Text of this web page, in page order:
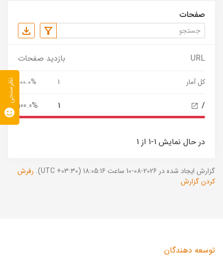
صفحات
URL بازدید صفحات
کل آمار 1
100.0%
/
1
100.0%
در حال نمایش 1-1 از 1
گزارش ایجاد شده در 2026-08-10 ساعت 18:05:16 (UTC +03:30).
رفرش
کردن گزارش
توسعه دهندگان
نظرسنجی